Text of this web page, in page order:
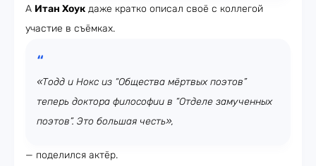
А Итан Хоук даже кратко описал своё с коллегой
участие в съёмках.
«Тодд и Нокс из “Общества мёртвых поэтов”
теперь доктора философии в “Отделе замученных
поэтов”. Это большая честь»,
— поделился актёр.